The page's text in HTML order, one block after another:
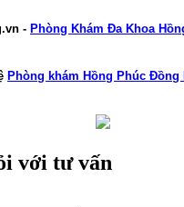
- Phòng Khám Đa Khoa
Phòng khám Hồng Phúc Đồng
với tư vấn